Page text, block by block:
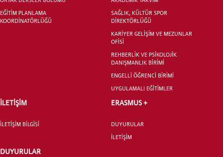
EĞİTİM PLANLAMA
KOORDİNATÖRLÜĞÜ
SAĞLIK, KÜLTÜR SPOR
DİREKTÖRLÜĞÜ
KARİYER GELİŞİM VE MEZUNLAR
OFİSİ
REHBERLİK VE PSİKOLOJİK
DANIŞMANLIK BİRİMİ
ENGELLİ ÖĞRENCİ BİRİMİ
UYGULAMALI EĞİTİMLER
İLETİŞİM
İLETİŞİM BİLGİSİ
ERASMUS +
DUYURULAR
İLETİŞİM
DUYURULAR